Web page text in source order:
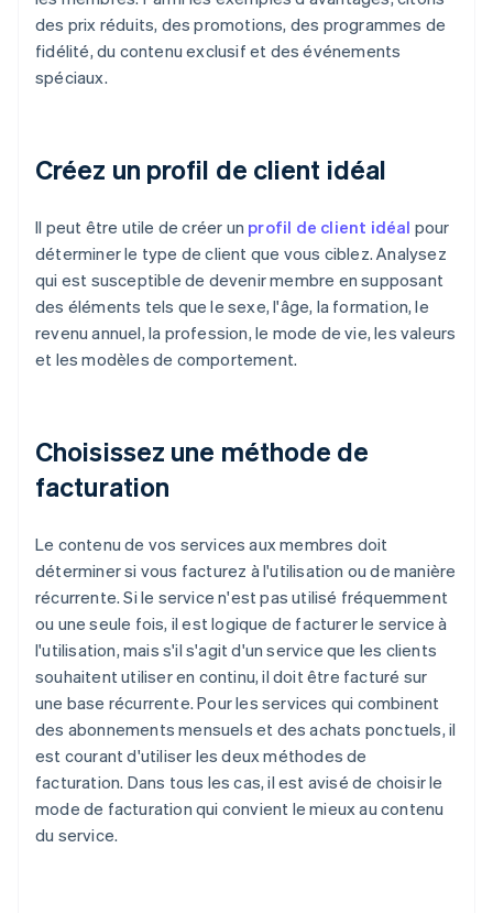
des prix réduits, des promotions, des programmes de
fidélité, du contenu exclusif et des événements
spéciaux.
Créez un profil de client idéal
Il peut être utile de créer un profil de client idéal pour
déterminer le type de client que vous ciblez. Analysez
qui est susceptible de devenir membre en supposant
des éléments tels que le sexe, l'âge, la formation, le
revenu annuel, la profession, le mode de vie, les valeurs
et les modèles de comportement.
Choisissez une méthode de
facturation
Le contenu de vos services aux membres doit
déterminer si vous facturez à l'utilisation ou de manière
récurrente. Si le service n'est pas utilisé fréquemment
ou une seule fois, il est logique de facturer le service à
l'utilisation, mais s'il s'agit d'un service que les clients
souhaitent utiliser en continu, il doit être facturé sur
une base récurrente. Pour les services qui combinent
des abonnements mensuels et des achats ponctuels, il
est courant d'utiliser les deux méthodes de
facturation. Dans tous les cas, il est avisé de choisir le
mode de facturation qui convient le mieux au contenu
du service.